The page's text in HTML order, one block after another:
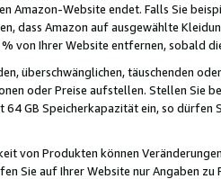
Amazon-Website endet. Falls Sie
dass Amazon auf ausgewählte
% von Ihrer Website entfernen, sobald
überschwänglichen, täuschenden
oder Preise aufstellen. Stellen Sie
GB Speicherkapazität ein, so dürfen
von Produkten können
Sie auf Ihrer Website nur Angaben